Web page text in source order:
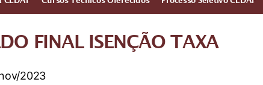
FINAL ISENÇÃO TAXA
2023